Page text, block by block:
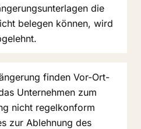
die
belegen können, wird
finden Vor-Ort-
Unternehmen zum
nicht regelkonform
zur Ablehnung des